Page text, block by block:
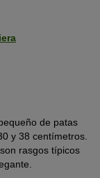
de patas
y 38 centímetros.
rasgos típicos